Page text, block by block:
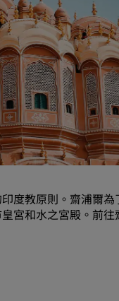
查看
旅行
適合
Rad
婚禮
環保
運動
市中
造訪
度教原則。齋浦爾
宮和水之宮殿。前